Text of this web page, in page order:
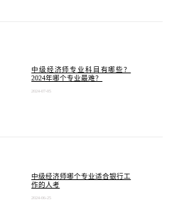
中级经济师专业科目有哪些？
2024年哪个专业最难？
2024-07-05
中级经济师哪个专业适合银行工
作的人考
2024-06-25